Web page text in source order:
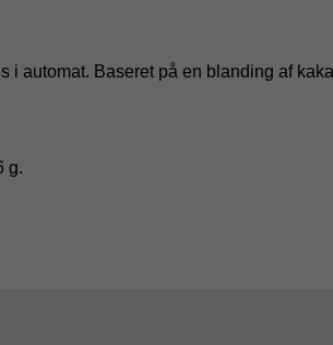
automat. Baseret på en blanding af
g.